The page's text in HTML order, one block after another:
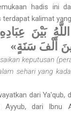
hadis ini
terdapat kalimat
بَيْنَ
أَلْفَ سَنَةٍ»
keputusan
sehari yang
dari Ya'qub,
Ayyub, dari Ibnu